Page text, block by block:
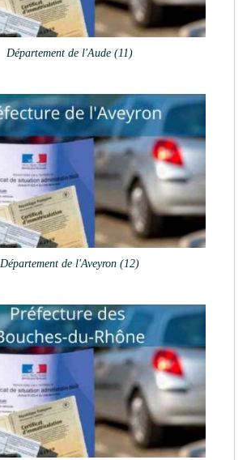
Département de l'Aude (11)
Département de l'Aveyron (12)